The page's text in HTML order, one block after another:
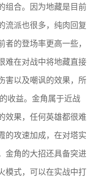
组合。因为地藏是目前
流派也很多，纯肉回复
的登场率更高一些，
难在对战中将地藏直接
害以及嘲讽的效果，所
收益。金角属于近战
效果，任何英雄都很难
的攻速加成，在对塔实
金角的大招还具备突进
模式，可以在实战中打